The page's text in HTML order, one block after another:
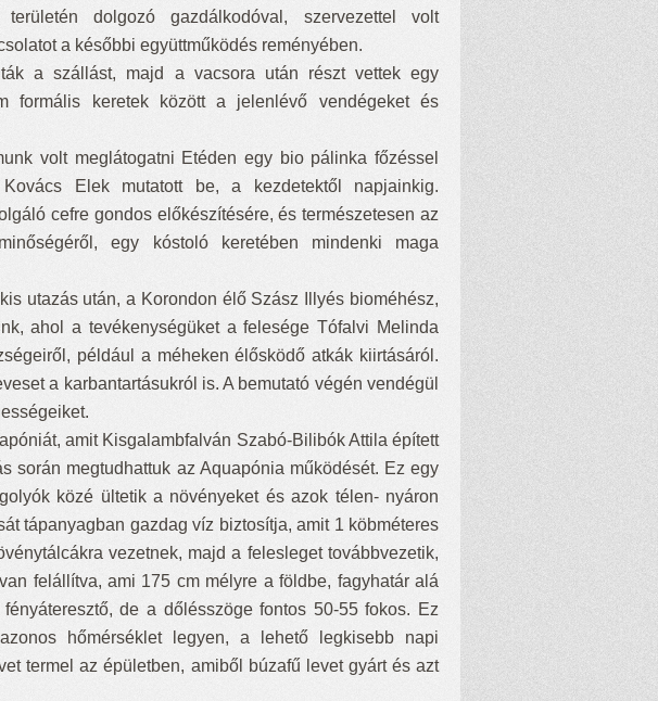
területén dolgozó gazdálkodóval, szervezettel volt
a későbbi együttműködés reményében.
a szállást, majd a vacsora után részt vettek egy
formális keretek között a jelenlévő vendégeket és
volt meglátogatni Etéden egy bio pálinka főzéssel
Elek mutatott be, a kezdetektől napjainkig.
cefre gondos előkészítésére, és természetesen az
egy kóstoló keretében mindenki maga
utazás után, a Korondon élő Szász Illyés bioméhész,
ahol a tevékenységüket a felesége Tófalvi Melinda
például a méheken élősködő atkák kiirtásáról.
a karbantartásukról is. A bemutató végén vendégül
amit Kisgalambfalván Szabó-Bilibók Attila épített
során megtudhattuk az Aquapónia működését. Ez egy
közé ültetik a növényeket és azok télen- nyáron
tápanyagban gazdag víz biztosítja, amit 1 köbméteres
vezetnek, majd a felesleget továbbvezetik,
felállítva, ami 175 cm mélyre a földbe, fagyhatár alá
de a dőlésszöge fontos 50-55 fokos. Ez
hőmérséklet legyen, a lehető legkisebb napi
termel az épületben, amiből búzafű levet gyárt és azt